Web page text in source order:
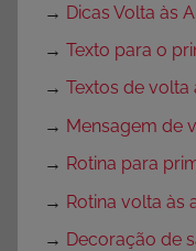
→ Dicas Volta às
→ Texto para o
→ Textos de volta
→ Mensagem de
→ Rotina para
→ Rotina volta às
→ Decoração de